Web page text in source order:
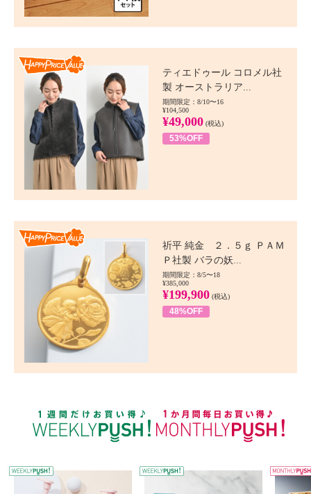
ティエドゥール コロメル社
製 オーストラリア...
期間限定：8/10〜16
¥104,500
¥49,000 (税込)
53%OFF
祈平 純金 ２．５ｇ ＰＡＭ
Ｐ社製 バラの妖...
期間限定：8/5〜18
¥385,000
¥199,900 (税込)
48%OFF
WEEKLY PUSH